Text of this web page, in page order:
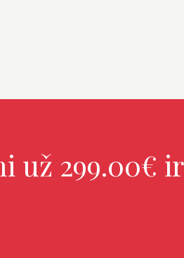
už 299.00€ ir